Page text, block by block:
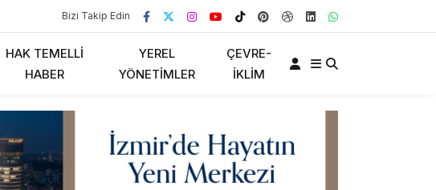
Bizi Takip Edin
HAK TEMELLI
HABER
YEREL
YÖNETIMLER
ÇEVRE-
İKLIM